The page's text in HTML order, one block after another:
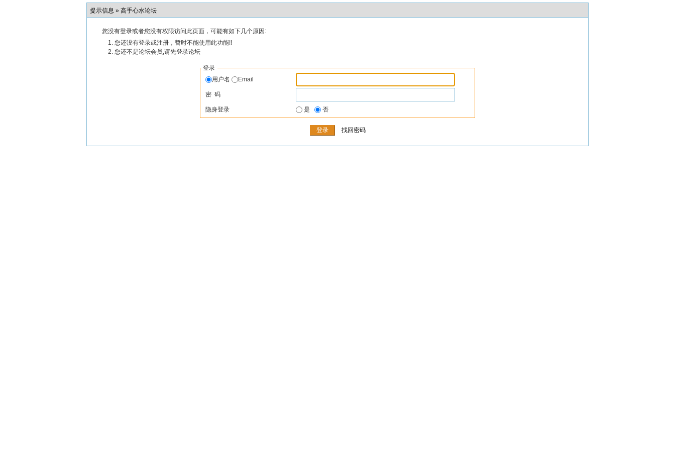
提示信息 » 高手心水论坛
您没有登录或者您没有权限访问此页面，可能有如下几个原因:
您还没有登录或注册，暂时不能使用此功能!!
您还不是论坛会员,请先登录论坛
登录
用户名
Email
密 码
隐身登录 是 否
找回密码